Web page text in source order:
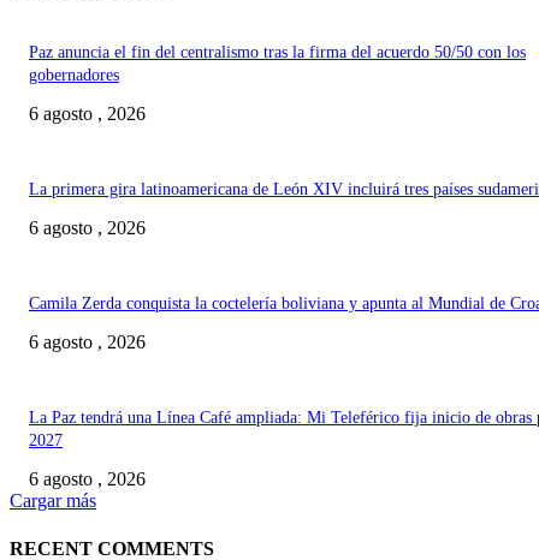
Paz anuncia el fin del centralismo tras la firma del acuerdo 50/50 con los
gobernadores
6 agosto , 2026
La primera gira latinoamericana de León XIV incluirá tres países
6 agosto , 2026
Camila Zerda conquista la coctelería boliviana y apunta al Mundial de
6 agosto , 2026
La Paz tendrá una Línea Café ampliada: Mi Teleférico fija inicio de obras
2027
6 agosto , 2026
Cargar más
RECENT COMMENTS